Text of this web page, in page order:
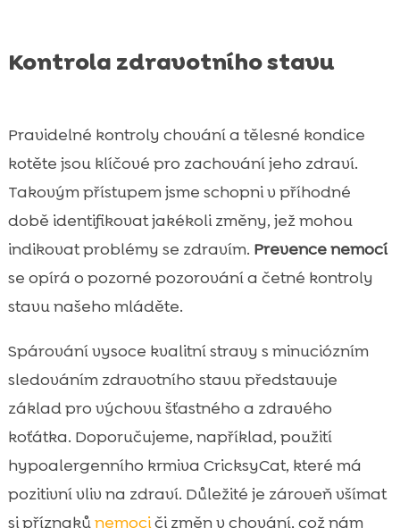
Kontrola zdravotního stavu
Pravidelné kontroly chování a tělesné kondice
kotěte jsou klíčové pro zachování jeho zdraví.
Takovým přístupem jsme schopni v příhodné
době identifikovat jakékoli změny, jež mohou
indikovat problémy se zdravím. Prevence nemocí
se opírá o pozorné pozorování a četné kontroly
stavu našeho mláděte.
Spárování vysoce kvalitní stravy s minuciózním
sledováním zdravotního stavu představuje
základ pro výchovu šťastného a zdravého
koťátka. Doporučujeme, například, použití
hypoalergenního krmiva CricksyCat, které má
pozitivní vliv na zdraví. Důležité je zároveň všímat
si příznakůnemociči změn v chování, což nám